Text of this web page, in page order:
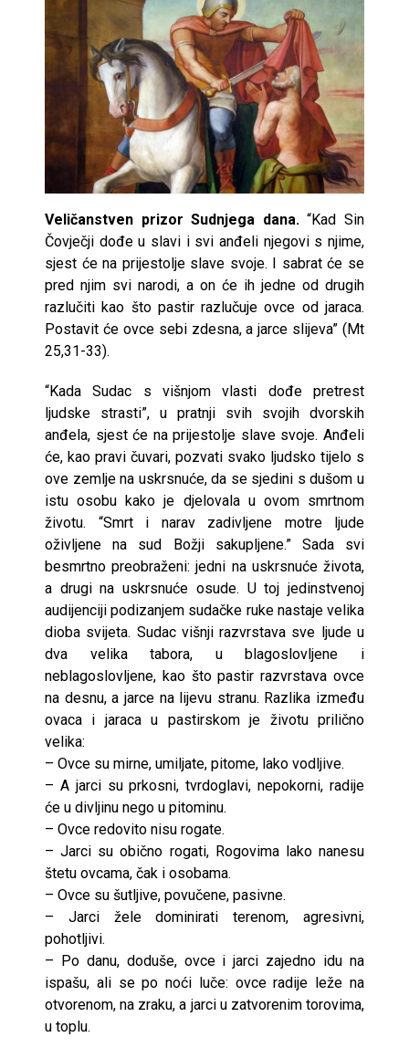
Veličanstven prizor Sudnjega dana. “Kad Sin
Čovječji dođe u slavi i svi anđeli njegovi s njime,
sjest će na prijestolje slave svoje. I sabrat će se
pred njim svi narodi, a on će ih jedne od drugih
razlučiti kao što pastir razlučuje ovce od jaraca.
Postavit će ovce sebi zdesna, a jarce slijeva” (Mt
25,31-33).
“Kada Sudac s višnjom vlasti dođe pretrest
ljudske strasti”, u pratnji svih svojih dvorskih
anđela, sjest će na prijestolje slave svoje. Anđeli
će, kao pravi čuvari, pozvati svako ljudsko tijelo s
ove zemlje na uskrsnuće, da se sjedini s dušom u
istu osobu kako je djelovala u ovom smrtnom
životu. “Smrt i narav zadivljene motre ljude
oživljene na sud Božji sakupljene.” Sada svi
besmrtno preobraženi: jedni na uskrsnuće života,
a drugi na uskrsnuće osude. U toj jedinstvenoj
audijenciji podizanjem sudačke ruke nastaje velika
dioba svijeta. Sudac višnji razvrstava sve ljude u
dva velika tabora, u blagoslovljene i
neblagoslovljene, kao što pastir razvrstava ovce
na desnu, a jarce na lijevu stranu. Razlika između
ovaca i jaraca u pastirskom je životu prilično
velika:
– Ovce su mirne, umiljate, pitome, lako vodljive.
– A jarci su prkosni, tvrdoglavi, nepokorni, radije
će u divljinu nego u pitominu.
– Ovce redovito nisu rogate.
– Jarci su obično rogati, Rogovima lako nanesu
štetu ovcama, čak i osobama.
– Ovce su šutljive, povučene, pasivne.
– Jarci žele dominirati terenom, agresivni,
pohotljivi.
– Po danu, doduše, ovce i jarci zajedno idu na
ispašu, ali se po noći luče: ovce radije leže na
otvorenom, na zraku, a jarci u zatvorenim torovima,
u toplu.